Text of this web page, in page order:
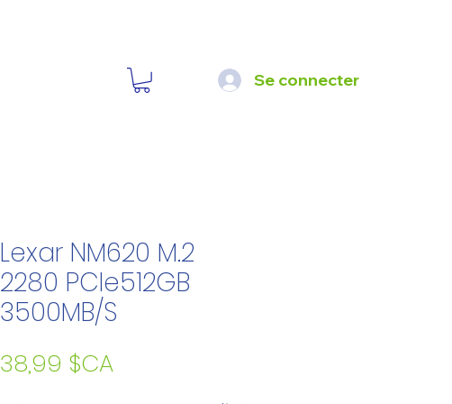
Se connecter
Lexar NM620 M.2
2280 PCIe512GB
3500MB/S
38,99 $CAPrix